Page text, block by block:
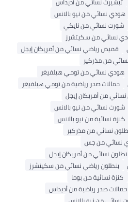
هودي نسائي من نيو بالانس
شورت نسائي من نايكي
نسائي من سكيتشرز
قميص رياضي نسائي من أمريكان إيجل
من مذركير
هودي نسائي من تومي هيلفيغر
حمالات صدر رياضية من تومي هيلفيغر
من أمريكان إيجل
شورت نسائي من نيو بالانس
كنزة نسائية من نيو بالانس
نسائي من مذركير
نسائي من جس
نسائي من أمريكان إيجل
بنطلون رياضي نسائي من سكيتشرز
كنزة نسائية من بوما
حمالات صدر رياضية من أديداس